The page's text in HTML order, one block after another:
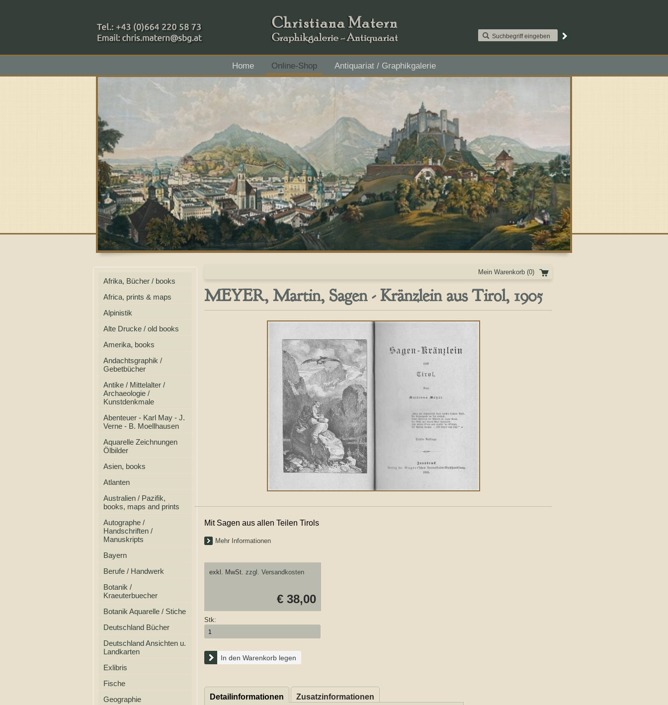
+43 (0)664 220 58 73
Home Online-Shop
Antiquariat / Graphikgalerie
Zahlungsmethoden: RAIBA - Flachgau Mitte - IBAN AT43 3501 5000 2611 3027, BIC RVSAAT2S015. Paypal
Afrika, Bücher / books
Africa, prints & maps
Alpinistik
Alte Drucke / old books
Amerika, books
Andachtsgraphik /
Gebetbücher
Antike / Mittelalter /
Archaeologie /
Kunstdenkmale
Abenteuer - Karl May - J.
Verne - B. Moellhausen
Aquarelle Zeichnungen
Ölbilder
Asien, books
Atlanten
Australien / Pazifik,
books, maps and prints
Autographe /
Handschriften /
Manuskripts
Bayern
Berufe / Handwerk
Botanik /
Kraeuterbuecher
Botanik Aquarelle / Stiche
Deutschland Bücher
Deutschland Ansichten u.
Landkarten
Exlibris
Fische
Geographie
Mein Warenkorb (0)
MEYER, Martin, Sagen - Kränzlein aus Tirol, 1905
Mit Sagen aus allen Teilen Tirols
Mehr Informationen
exkl. MwSt. zzgl. Versandkosten
€ 38,00
Stk:
In den Warenkorb legen
Detailinformationen Zusatzinformationen